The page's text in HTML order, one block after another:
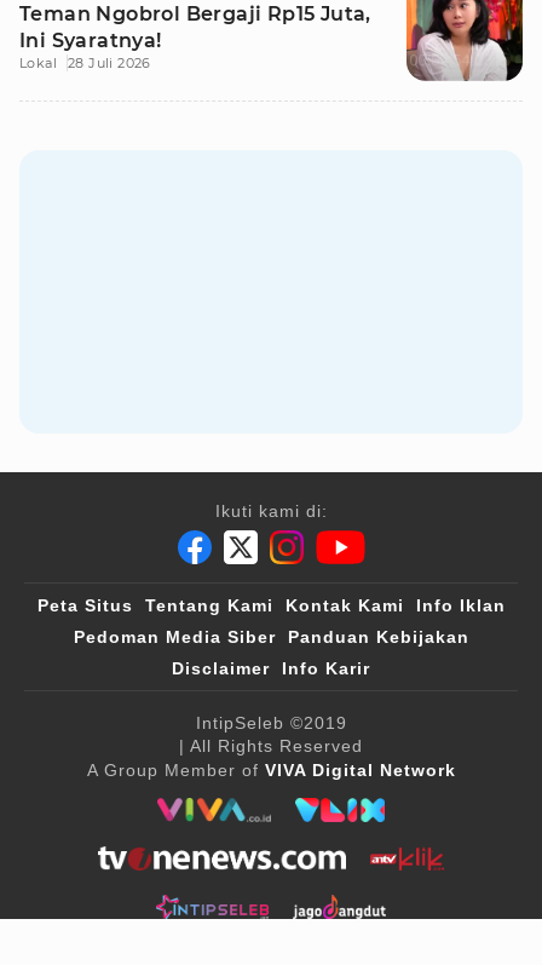
Teman Ngobrol Bergaji Rp15 Juta,
Ini Syaratnya!
Lokal 28 Juli 2026
Ikuti kami di:
Peta Situs Tentang Kami Kontak Kami
Info Iklan
Pedoman Media Siber
Panduan Kebijakan
Disclaimer
Info Karir
IntipSeleb ©2019
| All Rights Reserved
A Group Member of VIVA Digital Network